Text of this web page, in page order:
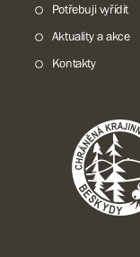
Potřebuji vyřídit
Aktuality a akce
Kontakty